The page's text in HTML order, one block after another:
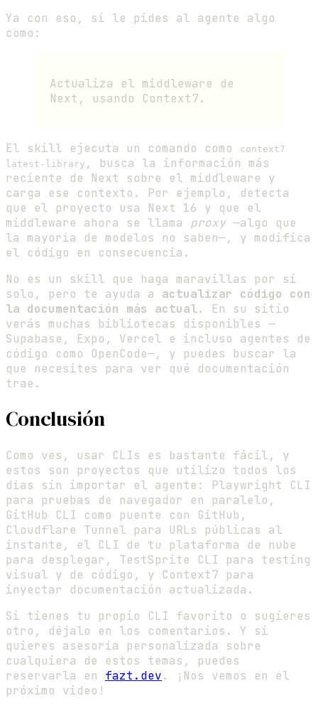
Ya con eso, si le pides al agente algo
como:
Actualiza el middleware de
Next, usando Context7.
El skill ejecuta un comando como
context7
latest-library , busca la información más
reciente de Next sobre el middleware y
carga ese contexto. Por ejemplo, detecta
que el proyecto usa Next 16 y que el
middleware ahora se llama proxy—algo que
la mayoría de modelos no saben—, y modifica
el código en consecuencia.
No es un skill que haga maravillas por sí
solo, pero te ayuda a actualizar código con
la documentación más actual. En su sitio
verás muchas bibliotecas disponibles —
Supabase, Expo, Vercel e incluso agentes de
código como OpenCode—, y puedes buscar la
que necesites para ver qué documentación
trae.
Conclusión
Como ves, usar CLIs es bastante fácil, y
estos son proyectos que utilizo todos los
días sin importar el agente: Playwright CLI
para pruebas de navegador en paralelo,
GitHub CLI como puente con GitHub,
Cloudflare Tunnel para URLs públicas al
instante, el CLI de tu plataforma de nube
para desplegar, TestSprite CLI para testing
visual y de código, y Context7 para
inyectar documentación actualizada.
Si tienes tu propio CLI favorito o sugieres
otro, déjalo en los comentarios. Y si
quieres asesoría personalizada sobre
cualquiera de estos temas, puedes
reservarla en fazt.dev. ¡Nos vemos en el
próximo video!